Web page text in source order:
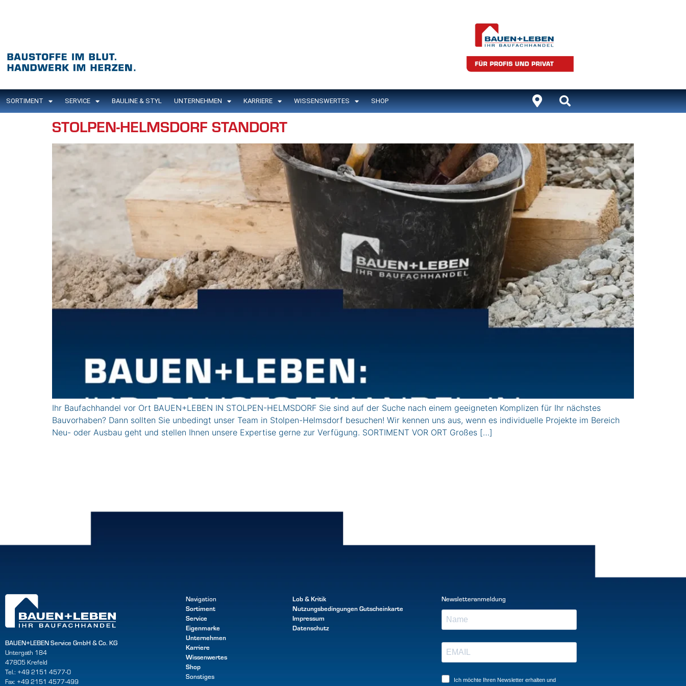
SORTIMENT SERVICE BAULINE & STYL UNTERNEHMEN KARRIERE WISSENSWERTES SHOP
STOLPEN-HELMSDORF STANDORT
Ihr Baufachhandel vor Ort BAUEN+LEBEN IN STOLPEN-HELMSDORF Sie sind auf der Suche nach einem geeigneten Komplizen für Ihr nächstes
Bauvorhaben? Dann sollten Sie unbedingt unser Team in Stolpen-Helmsdorf besuchen! Wir kennen uns aus, wenn es individuelle Projekte im Bereich
Neu- oder Ausbau geht und stellen Ihnen unsere Expertise gerne zur Verfügung. SORTIMENT VOR ORT Großes […]
BAUEN+LEBEN Service GmbH & Co. KG
Untergath 184
47805 Krefeld
Tel.: +49 2151 4577-0
Fax: +49 2151 4577-499
Navigation
Sortiment
Service
Eigenmarke
Unternehmen
Karriere
Wissenwertes
Shop
Sonstiges
Lob & Kritik
NutzungsbedingungenGutscheinkarte
Impressum
Datenschutz
Newsletteranmeldung
Ich möchte Ihren Newsletter erhalten und